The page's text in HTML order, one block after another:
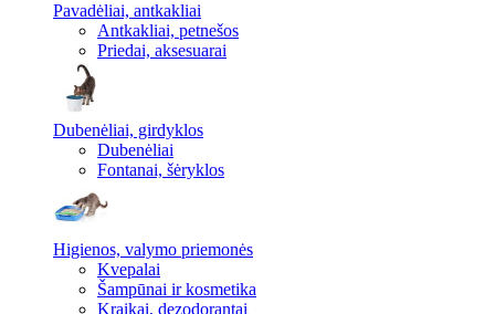
Pavadėliai, antkakliai
Antkakliai, petnešos
Priedai, aksesuarai
Dubenėliai, girdyklos
Dubenėliai
Fontanai, šėryklos
Higienos, valymo priemonės
Kvepalai
Šampūnai ir kosmetika
Kraikai, dezodorantai